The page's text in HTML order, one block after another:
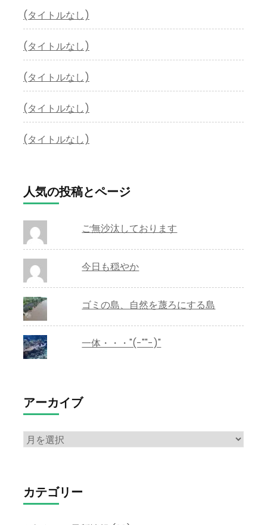
(タイトルなし)
(タイトルなし)
(タイトルなし)
(タイトルなし)
(タイトルなし)
人気の投稿とページ
ご無沙汰しております
今日も穏やか
ゴミの島、自然を蔑ろにする島
一体・・・"(-""-)"
アーカイブ
ア
イ
ブ
カテゴリー